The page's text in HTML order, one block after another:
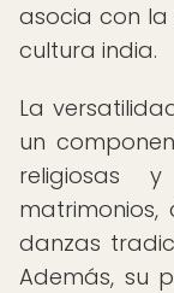
asocia con
cultura india.
La
un
religiosas
danzas
Además, su